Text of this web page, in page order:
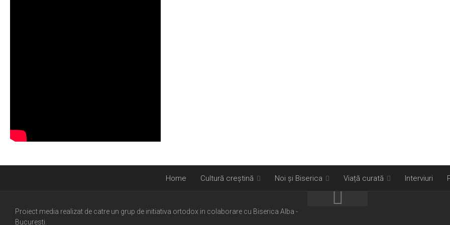
Home Cultură creștină Noi și Biserica Viață curată Interviuri
Proiect media realizat de catre un grup de initiativa ortodox in colaborare cu Biserica Alba -
Bucuresti.